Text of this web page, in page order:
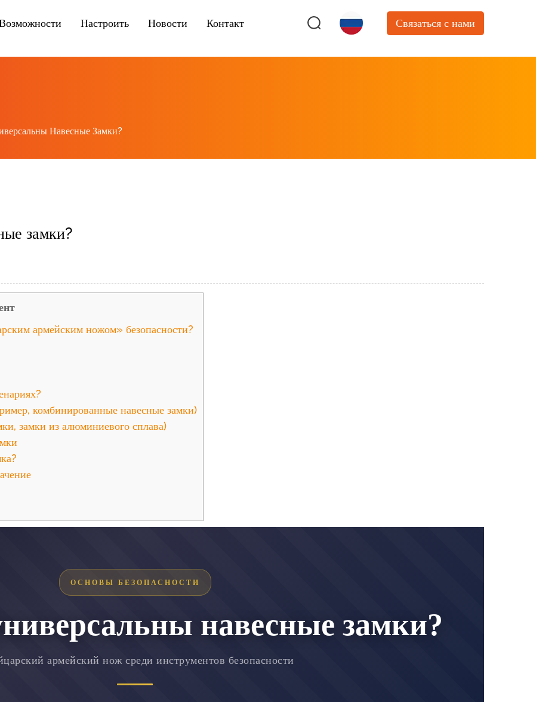
Настроить Новости Контакт Связаться с нами
Навесные Замки?
замки?
армейским ножом» безопасности?
комбинированные навесные замки)
замки из алюминиевого сплава)
ОСНОВЫ БЕЗОПАСНОСТИ
навесные замки?
армейский нож среди инструментов безопасности